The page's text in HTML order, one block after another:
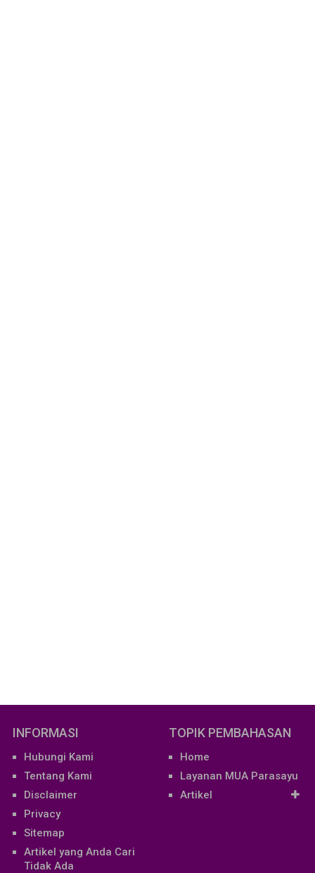
INFORMASI
Hubungi Kami
Tentang Kami
Disclaimer
Privacy
Sitemap
Artikel yang Anda Cari
Tidak Ada
TOPIK PEMBAHASAN
Home
Layanan MUA Parasayu
Artikel